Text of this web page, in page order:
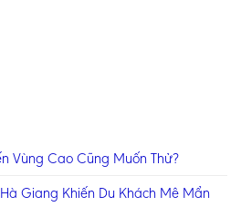
Vùng Cao Cũng Muốn Thử?
Giang Khiến Du Khách Mê Mẩn